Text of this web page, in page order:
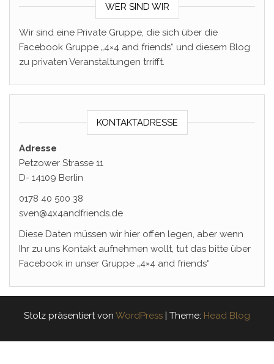
WER SIND WIR
Wir sind eine Private Gruppe, die sich über die
Facebook Gruppe „4×4 and friends“ und diesem Blog
zu privaten Veranstaltungen trrifft.
KONTAKTADRESSE
Adresse
Petzower Strasse 11
D- 14109 Berlin
0178 40 500 38
sven@4x4andfriends.de
Diese Daten müssen wir hier offen legen, aber wenn
Ihr zu uns Kontakt aufnehmen wollt, tut das bitte über
Facebook in unser Gruppe „4×4 and friends“
Stolz präsentiert von WordPress | Theme: Head Blog